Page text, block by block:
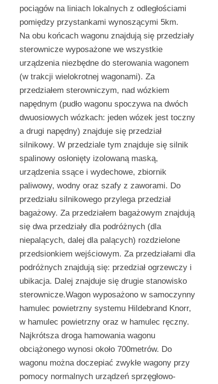
pociągów na liniach lokalnych z odległościami
pomiędzy przystankami wynoszącymi 5km.
Na obu końcach wagonu znajdują się przedziały
sterownicze wyposażone we wszystkie
urządzenia niezbędne do sterowania wagonem
(w trakcji wielokrotnej wagonami). Za
przedziałem sterowniczym, nad wózkiem
napędnym (pudło wagonu spoczywa na dwóch
dwuosiowych wózkach: jeden wózek jest toczny
a drugi napędny) znajduje się przedział
silnikowy. W przedziale tym znajduje się silnik
spalinowy osłonięty izolowaną maską,
urządzenia ssące i wydechowe, zbiornik
paliwowy, wodny oraz szafy z zaworami. Do
przedziału silnikowego przylega przedział
bagażowy. Za przedziałem bagażowym znajdują
się dwa przedziały dla podróżnych (dla
niepalących, dalej dla palących) rozdzielone
przedsionkiem wejściowym. Za przedziałami dla
podróżnych znajdują się: przedział ogrzewczy i
ubikacja. Dalej znajduje się drugie stanowisko
sterownicze.Wagon wyposażono w samoczynny
hamulec powietrzny systemu Hildebrand Knorr,
w hamulec powietrzny oraz w hamulec ręczny.
Najkrótsza droga hamowania wagonu
obciążonego wynosi około 700metrów. Do
wagonu można doczepiać zwykłe wagony przy
pomocy normalnych urządzeń sprzęgłowo-